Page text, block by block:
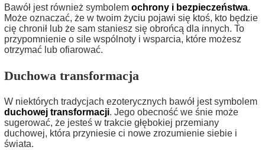
Bawół jest również symbolem ochrony i bezpieczeństwa.
Może oznaczać, że w twoim życiu pojawi się ktoś, kto będzie
cię chronił lub że sam staniesz się obrońcą dla innych. To
przypomnienie o sile wspólnoty i wsparcia, które możesz
otrzymać lub ofiarować.
Duchowa transformacja
W niektórych tradycjach ezoterycznych bawół jest symbolem
duchowej transformacji. Jego obecność we śnie może
sugerować, że jesteś w trakcie głębokiej przemiany
duchowej, która przyniesie ci nowe zrozumienie siebie i
świata.